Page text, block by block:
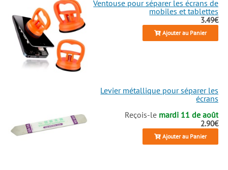
Ventouse pour séparer les écrans de
mobiles et tablettes
3.49€
Ajouter au Panier
Levier métallique pour séparer les
écrans
Reçois-le mardi 11 de août
2.90€
Ajouter au Panier